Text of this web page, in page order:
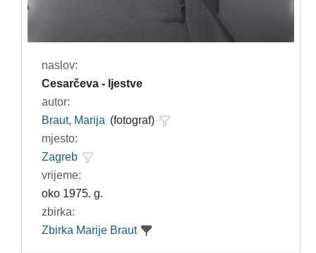
naslov:
Cesarčeva - ljestve
autor:
Braut, Marija (fotograf)
mjesto:
Zagreb
vrijeme:
oko 1975. g.
zbirka:
Zbirka Marije Braut